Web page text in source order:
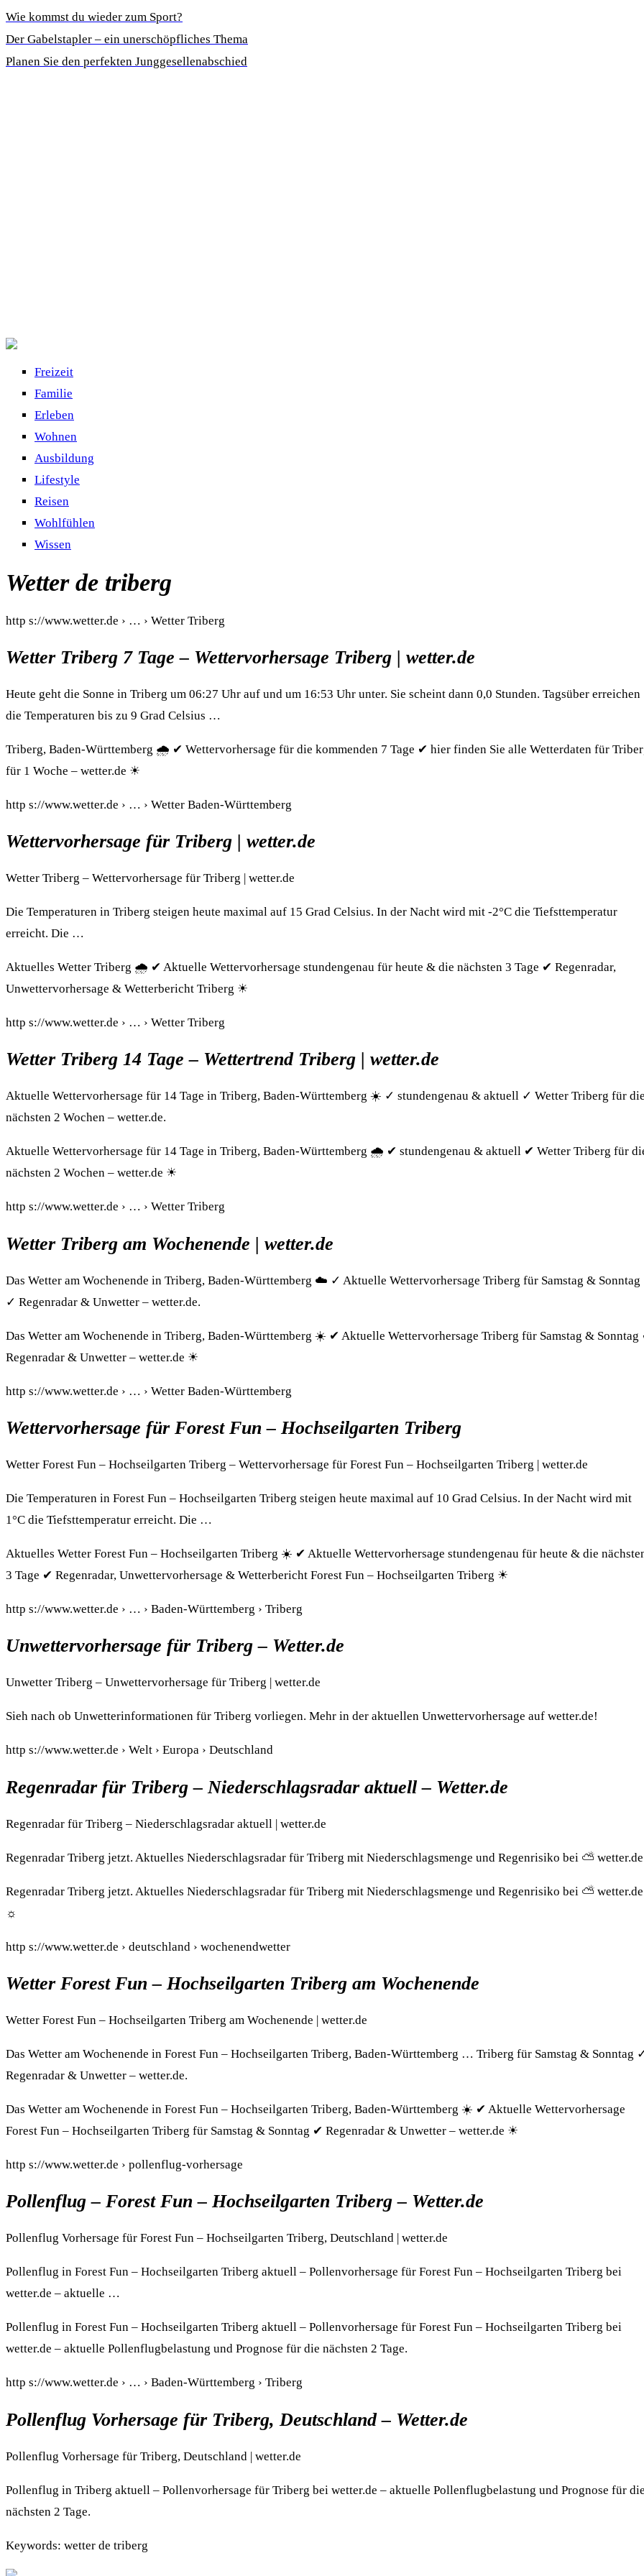
Wie kommst du wieder zum Sport?
Der Gabelstapler – ein unerschöpfliches Thema
Planen Sie den perfekten Junggesellenabschied
Freizeit
Familie
Erleben
Wohnen
Ausbildung
Lifestyle
Reisen
Wohlfühlen
Wissen
Wetter de triberg
http s://www.wetter.de › … › Wetter Triberg
Wetter Triberg 7 Tage – Wettervorhersage Triberg | wetter.de
Heute geht die Sonne in Triberg um 06:27 Uhr auf und um 16:53 Uhr unter. Sie scheint dann 0,0 Stunden. Tagsüber erreichen
die Temperaturen bis zu 9 Grad Celsius …
Triberg, Baden-Württemberg 🌧️ ✔ Wettervorhersage für die kommenden 7 Tage ✔ hier finden Sie alle Wetterdaten für
für 1 Woche – wetter.de ☀
http s://www.wetter.de › … › Wetter Baden-Württemberg
Wettervorhersage für Triberg | wetter.de
Wetter Triberg – Wettervorhersage für Triberg | wetter.de
Die Temperaturen in Triberg steigen heute maximal auf 15 Grad Celsius. In der Nacht wird mit -2°C die Tiefsttemperatur
erreicht. Die …
Aktuelles Wetter Triberg 🌧️ ✔ Aktuelle Wettervorhersage stundengenau für heute & die nächsten 3 Tage ✔ Regenradar,
Unwettervorhersage & Wetterbericht Triberg ☀
http s://www.wetter.de › … › Wetter Triberg
Wetter Triberg 14 Tage – Wettertrend Triberg | wetter.de
Aktuelle Wettervorhersage für 14 Tage in Triberg, Baden-Württemberg ☀️ ✓ stundengenau & aktuell ✓ Wetter Triberg für
nächsten 2 Wochen – wetter.de.
Aktuelle Wettervorhersage für 14 Tage in Triberg, Baden-Württemberg 🌧️ ✔ stundengenau & aktuell ✔ Wetter Triberg für
nächsten 2 Wochen – wetter.de ☀
http s://www.wetter.de › … › Wetter Triberg
Wetter Triberg am Wochenende | wetter.de
Das Wetter am Wochenende in Triberg, Baden-Württemberg ☁️ ✓ Aktuelle Wettervorhersage Triberg für Samstag & Sonntag
✓ Regenradar & Unwetter – wetter.de.
Das Wetter am Wochenende in Triberg, Baden-Württemberg ☀️ ✔ Aktuelle Wettervorhersage Triberg für Samstag &
Regenradar & Unwetter – wetter.de ☀
http s://www.wetter.de › … › Wetter Baden-Württemberg
Wettervorhersage für Forest Fun – Hochseilgarten Triberg
Wetter Forest Fun – Hochseilgarten Triberg – Wettervorhersage für Forest Fun – Hochseilgarten Triberg | wetter.de
Die Temperaturen in Forest Fun – Hochseilgarten Triberg steigen heute maximal auf 10 Grad Celsius. In der Nacht wird mit
1°C die Tiefsttemperatur erreicht. Die …
Aktuelles Wetter Forest Fun – Hochseilgarten Triberg ☀️ ✔ Aktuelle Wettervorhersage stundengenau für heute & die
3 Tage ✔ Regenradar, Unwettervorhersage & Wetterbericht Forest Fun – Hochseilgarten Triberg ☀
http s://www.wetter.de › … › Baden-Württemberg › Triberg
Unwettervorhersage für Triberg – Wetter.de
Unwetter Triberg – Unwettervorhersage für Triberg | wetter.de
Sieh nach ob Unwetterinformationen für Triberg vorliegen. Mehr in der aktuellen Unwettervorhersage auf wetter.de!
http s://www.wetter.de › Welt › Europa › Deutschland
Regenradar für Triberg – Niederschlagsradar aktuell – Wetter.de
Regenradar für Triberg – Niederschlagsradar aktuell | wetter.de
Regenradar Triberg jetzt. Aktuelles Niederschlagsradar für Triberg mit Niederschlagsmenge und Regenrisiko bei ⛅
Regenradar Triberg jetzt. Aktuelles Niederschlagsradar für Triberg mit Niederschlagsmenge und Regenrisiko bei ⛅ wetter.de
☼
http s://www.wetter.de › deutschland › wochenendwetter
Wetter Forest Fun – Hochseilgarten Triberg am Wochenende
Wetter Forest Fun – Hochseilgarten Triberg am Wochenende | wetter.de
Das Wetter am Wochenende in Forest Fun – Hochseilgarten Triberg, Baden-Württemberg … Triberg für Samstag & Sonntag
Regenradar & Unwetter – wetter.de.
Das Wetter am Wochenende in Forest Fun – Hochseilgarten Triberg, Baden-Württemberg ☀️ ✔ Aktuelle Wettervorhersage
Forest Fun – Hochseilgarten Triberg für Samstag & Sonntag ✔ Regenradar & Unwetter – wetter.de ☀
http s://www.wetter.de › pollenflug-vorhersage
Pollenflug – Forest Fun – Hochseilgarten Triberg – Wetter.de
Pollenflug Vorhersage für Forest Fun – Hochseilgarten Triberg, Deutschland | wetter.de
Pollenflug in Forest Fun – Hochseilgarten Triberg aktuell – Pollenvorhersage für Forest Fun – Hochseilgarten Triberg bei
wetter.de – aktuelle …
Pollenflug in Forest Fun – Hochseilgarten Triberg aktuell – Pollenvorhersage für Forest Fun – Hochseilgarten Triberg bei
wetter.de – aktuelle Pollenflugbelastung und Prognose für die nächsten 2 Tage.
http s://www.wetter.de › … › Baden-Württemberg › Triberg
Pollenflug Vorhersage für Triberg, Deutschland – Wetter.de
Pollenflug Vorhersage für Triberg, Deutschland | wetter.de
Pollenflug in Triberg aktuell – Pollenvorhersage für Triberg bei wetter.de – aktuelle Pollenflugbelastung und Prognose für
nächsten 2 Tage.
Keywords: wetter de triberg